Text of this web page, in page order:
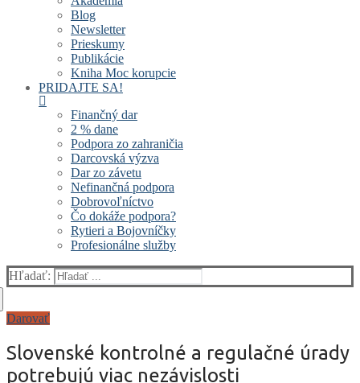
Blog
Newsletter
Prieskumy
Publikácie
Kniha Moc korupcie
PRIDAJTE SA!
Finančný dar
2 % dane
Podpora zo zahraničia
Darcovská výzva
Dar zo závetu
Nefinančná podpora
Dobrovoľníctvo
Čo dokáže podpora?
Rytieri a Bojovníčky
Profesionálne služby
Hľadať:
Darovať
Slovenské kontrolné a regulačné úrady
potrebujú viac nezávislosti